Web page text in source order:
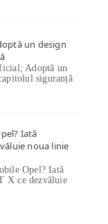
Adoptă un
siguranță
Opel? Iată
X ce dezvăluie